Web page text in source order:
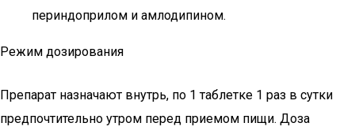
периндоприлом и амлодипином.
Режим дозирования
Препарат назначают внутрь, по 1 таблетке 1 раз в сутки
предпочтительно утром перед приемом пищи. Доза